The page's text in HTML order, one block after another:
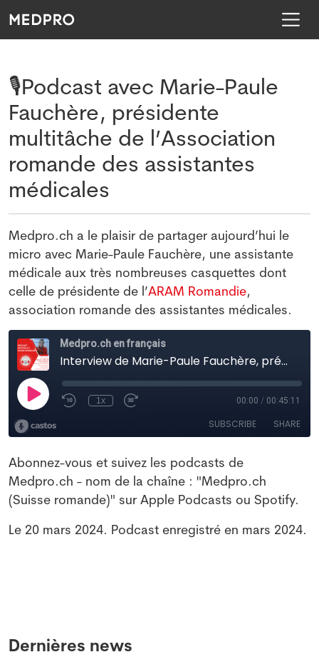
🎙️Podcast avec Marie-Paule
Fauchère, présidente
multitâche de l’Association
romande des assistantes
médicales
Medpro.ch a le plaisir de partager aujourd’hui le
micro avec Marie-Paule Fauchère, une assistante
médicale aux très nombreuses casquettes dont
celle de présidente de l’ARAM Romandie,
association romande des assistantes médicales.
Abonnez-vous et suivez les podcasts de
Medpro.ch - nom de la chaîne : "Medpro.ch
(Suisse romande)" sur Apple Podcasts ou Spotify.
Le 20 mars 2024. Podcast enregistré en mars 2024.
Dernières news